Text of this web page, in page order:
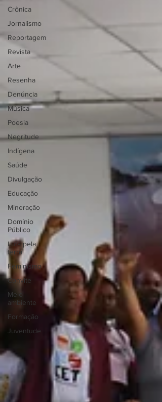
Crônica
Jornalismo
Reportagem
Revista
Arte
Resenha
Denúncia
Música
Poesia
Negritude
Indígena
Saúde
Divulgação
Educação
Mineração
Domínio
Público
Luta pela
terra
Feminismo
Convite
Meio
ambiente
Formação
Juventude